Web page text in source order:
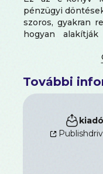
pénzügyi
szoros, gyakran
hogyan
befolyásolja
A könyv
szorongásra,
pénzhez
pszichológiai
egészséges
pénzügyi
együttes
egyensúly, a
További
kiadó